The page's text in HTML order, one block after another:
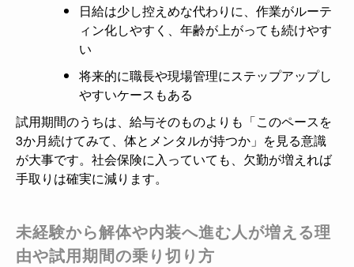
日給は少し控えめな代わりに、作業がルーテ
ィン化しやすく、年齢が上がっても続けやす
い
将来的に職長や現場管理にステップアップし
やすいケースもある
試用期間のうちは、給与そのものよりも「このペースを
3か月続けてみて、体とメンタルが持つか」を見る意識
が大事です。社会保険に入っていても、欠勤が増えれば
手取りは確実に減ります。
未経験から解体や内装へ進む人が増える理
由や試用期間の乗り切り方